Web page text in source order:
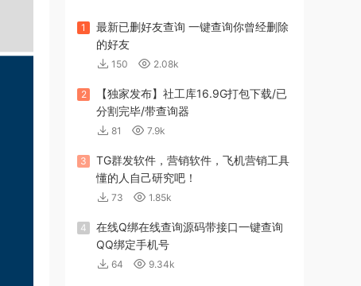
1
最新已删好友查询 一键查询你曾经删除
的好友
150 2.08k
2
【独家发布】社工库16.9G打包下载/已
分割完毕/带查询器
81 7.9k
3
TG群发软件，营销软件，飞机营销工具
懂的人自己研究吧！
73 1.85k
4
在线Q绑在线查询源码带接口一键查询
QQ绑定手机号
64 9.34k